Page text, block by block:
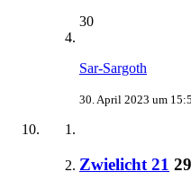
30
Sar-Sargoth
30. April 2023 um
Zwielicht 21 29